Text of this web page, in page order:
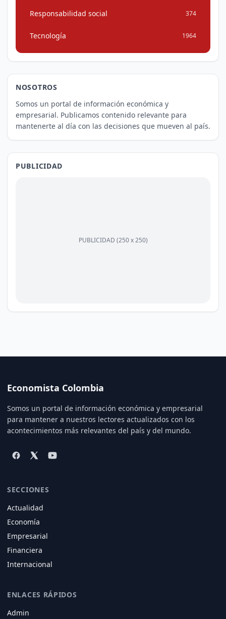
Responsabilidad social 374
Tecnología 1964
NOSOTROS
Somos un portal de información económica y
empresarial. Publicamos contenido relevante para
mantenerte al día con las decisiones que mueven al país.
PUBLICIDAD
PUBLICIDAD (250 x 250)
Economista Colombia
Somos un portal de información económica y empresarial
para mantener a nuestros lectores actualizados con los
acontecimientos más relevantes del país y del mundo.
SECCIONES
Actualidad
Economía
Empresarial
Financiera
Internacional
ENLACES RÁPIDOS
Admin